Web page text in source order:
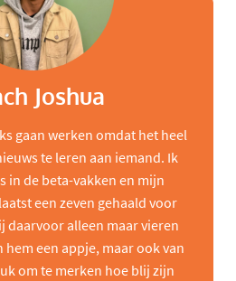
Joshua
gaan werken omdat het heel
te leren aan iemand. Ik
in de beta-vakken en mijn
een zeven gehaald voor
daarvoor alleen maar vieren
hem een appje, maar ook van
om te merken hoe blij zijn